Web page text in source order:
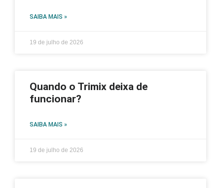
SAIBA MAIS »
19 de julho de 2026
Quando o Trimix deixa de
funcionar?
SAIBA MAIS »
19 de julho de 2026